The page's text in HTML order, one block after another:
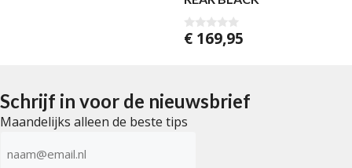
0
v
€ 169,95
Schrijf in voor de nieuwsbrief
Maandelijks alleen de beste tips
mailadres